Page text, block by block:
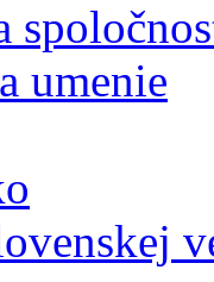
umenie